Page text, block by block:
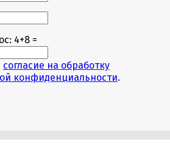
4+8 =
согласие на обработку
конфиденциальности.